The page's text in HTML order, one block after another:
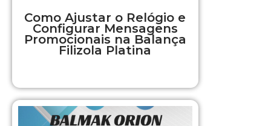
Como Ajustar o Relógio e
Configurar Mensagens
Promocionais na Balança
Filizola Platina